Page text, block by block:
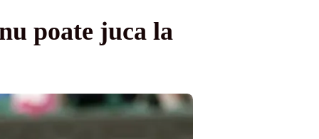
poate juca la